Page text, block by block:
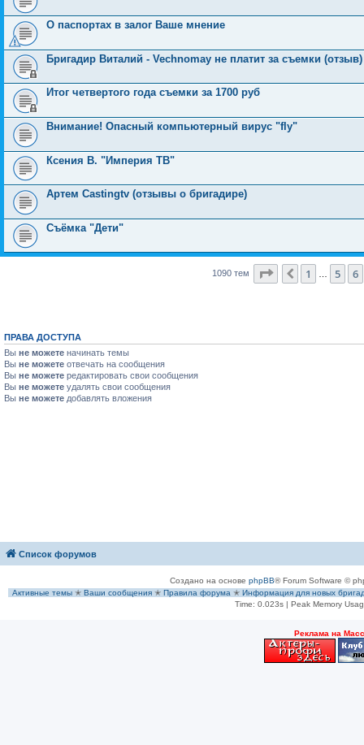
О паспортах в залог Ваше мнение
Бригадир Виталий - Vechnomay не платит за съемки (отзыв)
Итог четвертого года съемки за 1700 руб
Внимание! Опасный компьютерный вирус "fly"
Ксения В. "Империя ТВ"
Артем Castingtv (отзывы о бригадире)
Съёмка "Дети"
1090 тем Страница из 44
Пред.
1 … 5 6
ПРАВА ДОСТУПА
Вы не можете начинать темы
Вы не можете отвечать на сообщения
Вы не можете редактировать свои сообщения
Вы не можете удалять свои сообщения
Вы не можете добавлять вложения
Список форумов
Создано на основе phpBB® Forum Software ©
Активные темы ✭ Ваши сообщения ✭ Правила форума ✭ Информация для новых
Time: 0.023s| Peak Memory
Рeклама на